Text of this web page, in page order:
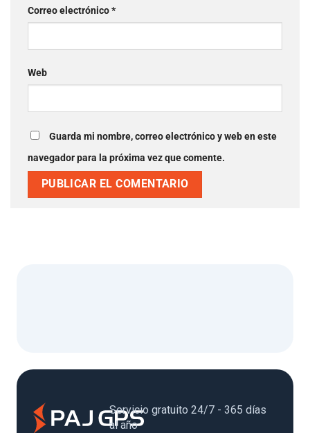
Correo electrónico*
Web
Guarda mi nombre, correo electrónico y web en este
navegador para la próxima vez que comente.
Servicio gratuito 24/7 - 365 días
al año